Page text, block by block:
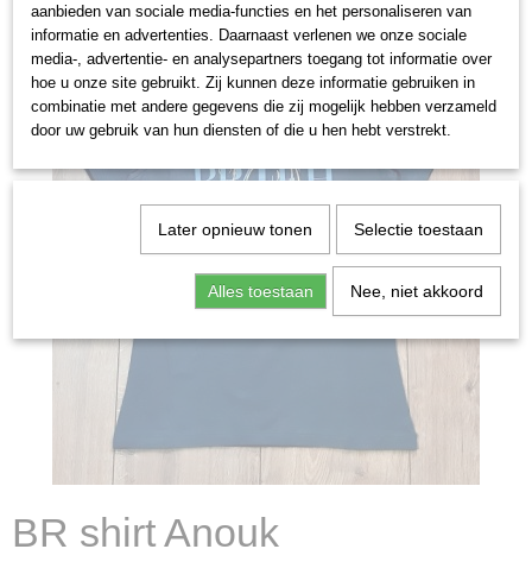
BR shirt Anouk
aanbieden van sociale media-functies en het personaliseren van
informatie en advertenties. Daarnaast verlenen we onze sociale
media-, advertentie- en analysepartners toegang tot informatie over
hoe u onze site gebruikt. Zij kunnen deze informatie gebruiken in
combinatie met andere gegevens die zij mogelijk hebben verzameld
door uw gebruik van hun diensten of die u hen hebt verstrekt.
Later opnieuw tonen Selectie toestaan
Alles toestaan Nee, niet akkoord